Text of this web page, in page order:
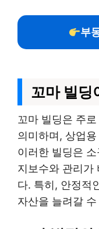
부
꼬마 빌딩
꼬마 빌딩은 주
의미하며, 상업
이러한 빌딩은
지보수와 관리가
다. 특히, 안정적
자산을 늘려갈